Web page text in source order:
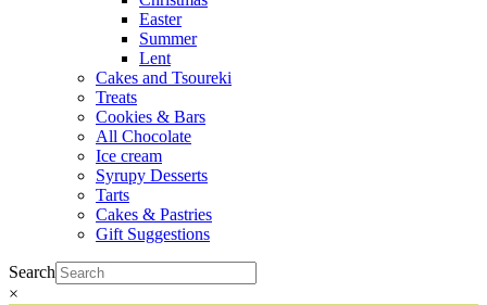
Easter
Summer
Lent
Cakes and Tsoureki
Treats
Cookies & Bars
All Chocolate
Ice cream
Syrupy Desserts
Tarts
Cakes & Pastries
Gift Suggestions
Search
×